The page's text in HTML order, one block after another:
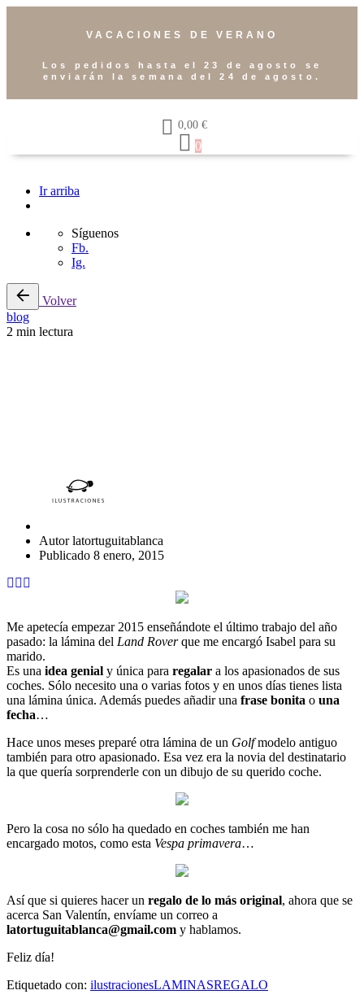
VACACIONES DE VERANO
Los pedidos hasta el 23 de agosto se
enviarán la semana del 24 de agosto.
0,00 €
0
Ir arriba
Síguenos
Fb.
Ig.
Volver
blog
2 min lectura
Autor latortuguitablanca
Publicado 8 enero, 2015
Me apetecía empezar 2015 enseñándote el último trabajo del año
pasado: la lámina del Land Roverque me encargó Isabel para su
marido.
Es una idea genial y única para regalar a los apasionados de sus
coches. Sólo necesito una o varias fotos y en unos días tienes lista
una lámina única. Además puedes añadir una frase bonita o una
fecha…
Hace unos meses preparé otra lámina de un Golfmodelo antiguo
también para otro apasionado. Esa vez era la novia del destinatario
la que quería sorprenderle con un dibujo de su querido coche.
Pero la cosa no sólo ha quedado en coches también me han
encargado motos, como esta Vespa primavera…
Así que si quieres hacer un regalo de lo más original, ahora que se
acerca San Valentín, envíame un correo a
latortuguitablanca@gmail.com y hablamos.
Feliz día!
Etiquetado con: ilustracionesLAMINASREGALO